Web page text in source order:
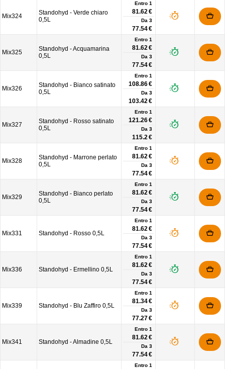
Mix324
Standohyd - Verde chiaro
0,5L
Entro 1
81.62 €
Da 3
77.54 €
Mix325
Standohyd - Acquamarina
0,5L
Entro 1
81.62 €
Da 3
77.54 €
Mix326
Standohyd - Bianco satinato
0,5L
Entro 1
108.86 €
Da 3
103.42 €
Mix327
Standohyd - Rosso satinato
0,5L
Entro 1
121.26 €
Da 3
115.2 €
Mix328
Standohyd - Marrone perlato
0,5L
Entro 1
81.62 €
Da 3
77.54 €
Mix329
Standohyd - Bianco perlato
0,5L
Entro 1
81.62 €
Da 3
77.54 €
Mix331 Standohyd - Rosso 0,5L
Entro 1
81.62 €
Da 3
77.54 €
Mix336 Standohyd - Ermellino 0,5L
Entro 1
81.62 €
Da 3
77.54 €
Mix339 Standohyd - Blu Zaffiro 0,5L
Entro 1
81.34 €
Da 3
77.27 €
Mix341 Standohyd - Almadine 0,5L
Entro 1
81.62 €
Da 3
77.54 €
Entro 1